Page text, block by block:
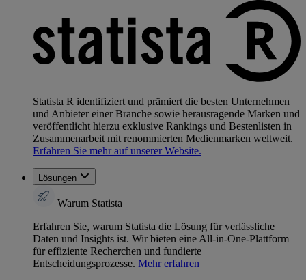
Statista R identifiziert und prämiert die besten Unternehmen
und Anbieter einer Branche sowie herausragende Marken und
veröffentlicht hierzu exklusive Rankings und Bestenlisten in
Zusammenarbeit mit renommierten Medienmarken weltweit.
Erfahren Sie mehr auf unserer Website.
Lösungen
Warum Statista
Erfahren Sie, warum Statista die Lösung für verlässliche
Daten und Insights ist. Wir bieten eine All-in-One-Plattform
für effiziente Recherchen und fundierte
Entscheidungsprozesse. Mehr erfahren